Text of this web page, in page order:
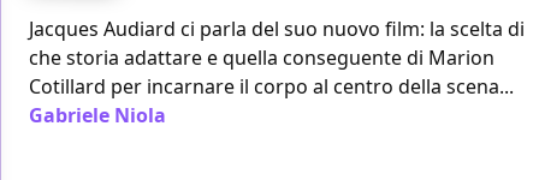
Jacques Audiard ci parla del suo nuovo film: la scelta di
che storia adattare e quella conseguente di Marion
Cotillard per incarnare il corpo al centro della scena...
Gabriele Niola